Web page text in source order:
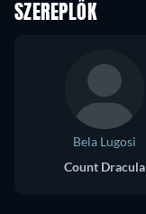
SZEREPLŐK
Bela Lugosi
Count Dracula